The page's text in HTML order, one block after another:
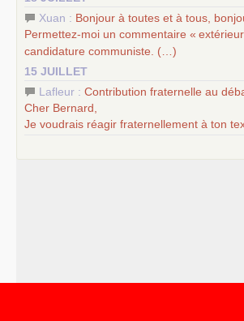
Xuan : Bonjour à toutes et à tous,
Permettez-moi un commentaire « extérieur
candidature communiste. (…)
15 JUILLET
Lafleur : Contribution fraternelle au
Cher Bernard,
Je voudrais réagir fraternellement à ton